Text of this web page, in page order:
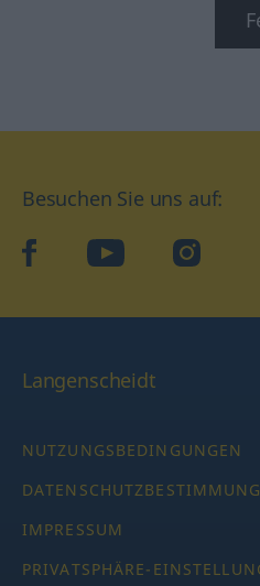
Besuchen Sie uns auf:
facebookYouTube Instagram
Langenscheidt
NUTZUNGSBEDINGUNGEN
IMPRESSUM
PRIVATSPHÄRE-